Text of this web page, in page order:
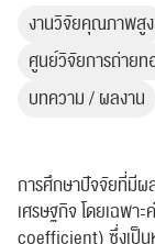
งานวิจัยคุณภาพสูง
ศูนย์วิจัยการถ่ายท
บทความ / ผลงาน
การศึกษาปัจจัยที่มีผ
เศรษฐกิจ โดยเฉพา